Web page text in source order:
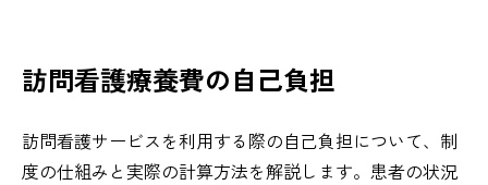
訪問看護療養費の自己負担
訪問看護サービスを利用する際の自己負担について、制
度の仕組みと実際の計算方法を解説します。患者の状況